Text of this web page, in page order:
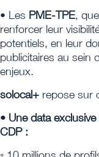
• Les PME-TPE, que
renforcer leur
potentiels, en leur
publicitaires au sein
enjeux.
solocal+ repose sur
• Une data
CDP :